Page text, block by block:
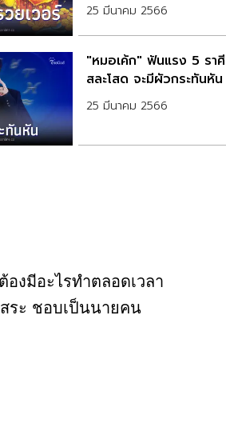
25 มีนาคม 2566
"หมอเค้ก" ฟันแรง 5 ราศี เตรียม
สละโสด จะมีผัวกระทันหัน
25 มีนาคม 2566
งมีอะไรทำตลอดเวลา
ระ ชอบเป็นนายคน